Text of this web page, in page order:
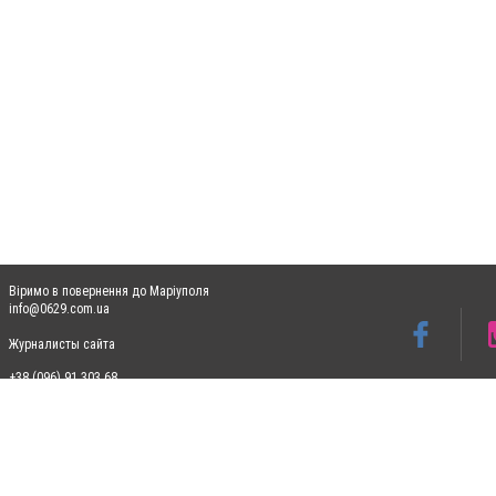
Віримо в повернення до Маріуполя
info@0629.com.ua
Журналисты сайта
+38 (096) 91 303 68